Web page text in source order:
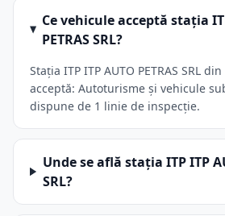
Ce vehicule acceptă stația
PETRAS SRL?
Stația ITP ITP AUTO PETRAS SRL
acceptă: Autoturisme și vehicule
dispune de 1 linie de inspecție.
Unde se află stația ITP ITP
SRL?